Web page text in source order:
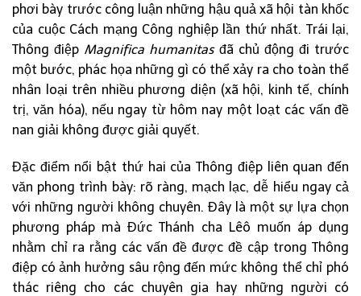
phơi bày trước công luận những hậu quả xã hội tàn khốc
của cuộc Cách mạng Công nghiệp lần thứ nhất. Trái lại,
Thông điệp Magnifica humanitasđã chủ động đi trước
một bước, phác họa những gì có thể xảy ra cho toàn thể
nhân loại trên nhiều phương diện (xã hội, kinh tế, chính
trị, văn hóa), nếu ngay từ hôm nay một loạt các vấn đề
nan giải không được giải quyết.
Đặc điểm nổi bật thứ hai của Thông điệp liên quan đến
văn phong trình bày: rõ ràng, mạch lạc, dễ hiểu ngay cả
với những người không chuyên. Đây là một sự lựa chọn
phương pháp mà Đức Thánh cha Lêô muốn áp dụng
nhằm chỉ ra rằng các vấn đề được đề cập trong Thông
điệp có ảnh hưởng sâu rộng đến mức không thể chỉ phó
thác riêng cho các chuyên gia hay những người có